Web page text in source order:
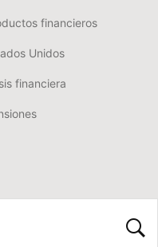
financieros
Unidos
financiera